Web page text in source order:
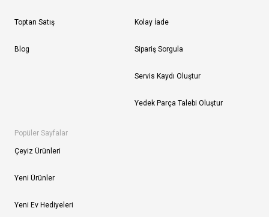
Toptan Satış
Blog
Kolay İade
Sipariş Sorgula
Servis Kaydı Oluştur
Yedek Parça Talebi Oluştur
Popüler Sayfalar
Çeyiz Ürünleri
Yeni Ürünler
Yeni Ev Hediyeleri